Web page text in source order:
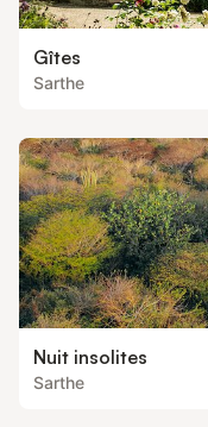
Gîtes
Sarthe
Nuit insolites
Sarthe